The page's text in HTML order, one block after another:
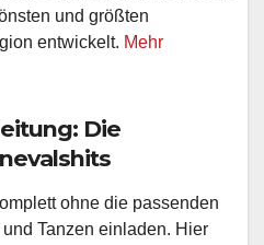
und größten
entwickelt. Mehr
Die
ohne die passenden
Tanzen einladen. Hier